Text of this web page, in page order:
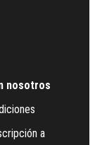
nosotros
a